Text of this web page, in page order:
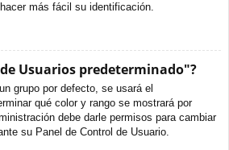
más fácil su identificación.
Usuarios predeterminado"?
grupo por defecto, se usará el
qué color y rango se mostrará por
debe darle permisos para cambiar
su Panel de Control de Usuario.